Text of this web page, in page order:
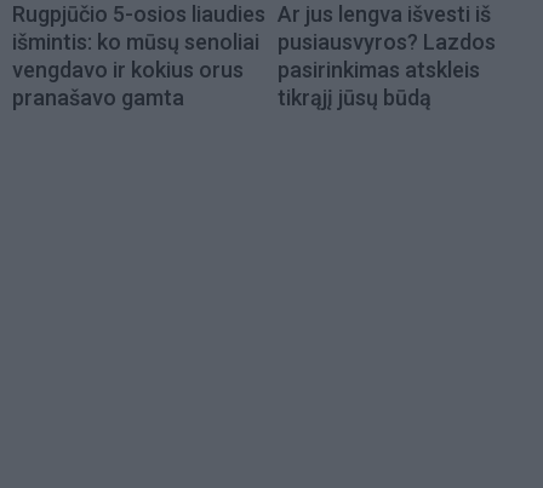
Rugpjūčio 5-osios liaudies
išmintis: ko mūsų senoliai
vengdavo ir kokius orus
pranašavo gamta
Ar jus lengva išvesti iš
pusiausvyros? Lazdos
pasirinkimas atskleis
tikrąjį jūsų būdą